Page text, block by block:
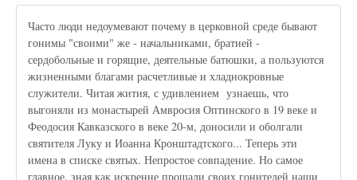
Часто люди недоумевают почему в церковной среде бывают
гонимы "своими" же - начальниками, братией -
сердобольные и горящие, деятельные батюшки, а пользуются
жизненными благами расчетливые и хладнокровные
служители. Читая жития, с удивлением узнаешь, что
выгоняли из монастырей Амвросия Оптинского в 19 веке и
Феодосия Кавказского в веке 20-м, доносили и оболгали
святителя Луку и Иоанна Кронштадтского... Теперь эти
имена в списке святых. Непростое совпадение. Но самое
главное, зная как искренне прощали своих гонителей наши